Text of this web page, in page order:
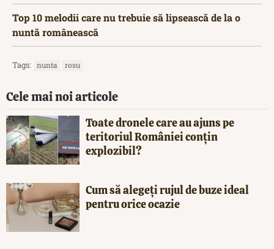
Top 10 melodii care nu trebuie să lipsească de la o
nuntă românească
Tags: nunta rosu
Cele mai noi articole
Toate dronele care au ajuns pe
teritoriul României conțin
explozibil?
Cum să alegeți rujul de buze ideal
pentru orice ocazie